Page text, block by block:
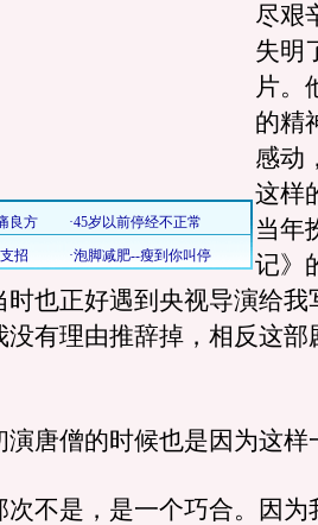
尽艰
失明
片。
的精
感动
这样
当年
记》
时也正好遇到央视导演给我
没有理由推辞掉，相反这部
僧的时候也是因为这样
不是，是一个巧合。因为